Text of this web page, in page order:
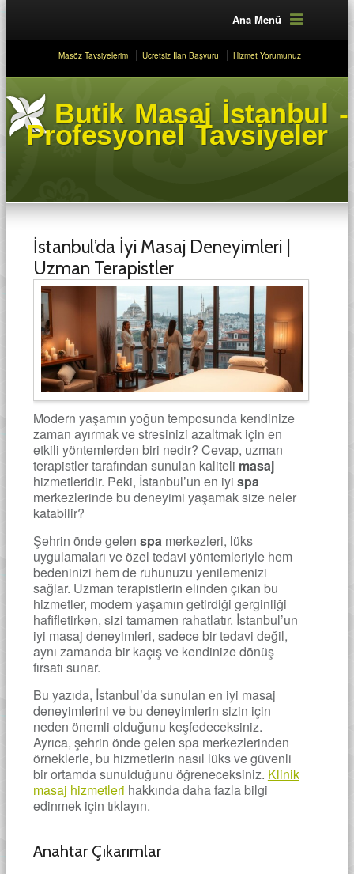
Ana Menü
Masöz Tavsiyelerim Ücretsiz İlan Başvuru Hizmet Yorumunuz
Butik Masaj İstanbul -
Profesyonel Tavsiyeler
İstanbul’da İyi Masaj Deneyimleri |
Uzman Terapistler
Modern yaşamın yoğun temposunda kendinize
zaman ayırmak ve stresinizi azaltmak için en
etkili yöntemlerden biri nedir? Cevap, uzman
terapistler tarafından sunulan kaliteli masaj
hizmetleridir. Peki, İstanbul’un en iyi spa
merkezlerinde bu deneyimi yaşamak size neler
katabilir?
Şehrin önde gelen spamerkezleri, lüks
uygulamaları ve özel tedavi yöntemleriyle hem
bedeninizi hem de ruhunuzu yenilemenizi
sağlar. Uzman terapistlerin elinden çıkan bu
hizmetler, modern yaşamın getirdiği gerginliği
hafifletirken, sizi tamamen rahatlatır. İstanbul’un
iyi masaj deneyimleri, sadece bir tedavi değil,
aynı zamanda bir kaçış ve kendinize dönüş
fırsatı sunar.
Bu yazıda, İstanbul’da sunulan en iyi masaj
deneyimlerini ve bu deneyimlerin sizin için
neden önemli olduğunu keşfedeceksiniz.
Ayrıca, şehrin önde gelen spa merkezlerinden
örneklerle, bu hizmetlerin nasıl lüks ve güvenli
bir ortamda sunulduğunu öğreneceksiniz. Klinik
masaj hizmetleri hakkında daha fazla bilgi
edinmek için tıklayın.
Anahtar Çıkarımlar